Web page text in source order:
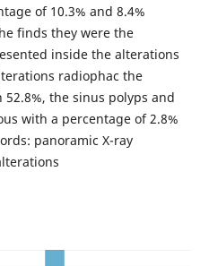
of 10.3% and 8.4%
finds they were the
inside the alterations
radiophac the
the sinus polyps and
with a percentage of 2.8%
panoramic X-ray